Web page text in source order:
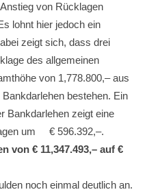
von Rücklagen
lohnt hier jedoch ein
zeigt sich, dass drei
des allgemeinen
von 1,778.800,– aus
bestehen. Ein
Bankdarlehen zeigt eine
um € 596.392,–.
von € 11,347.493,– auf €
noch einmal deutlich an.